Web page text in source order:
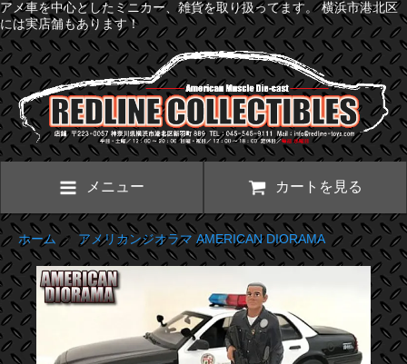
アメ車を中心としたミニカー、雑貨を取り扱ってます。 横浜市港北区
には実店舗もあります！
メニュー カートを見る
ホーム>アメリカンジオラマ AMERICAN DIORAMA